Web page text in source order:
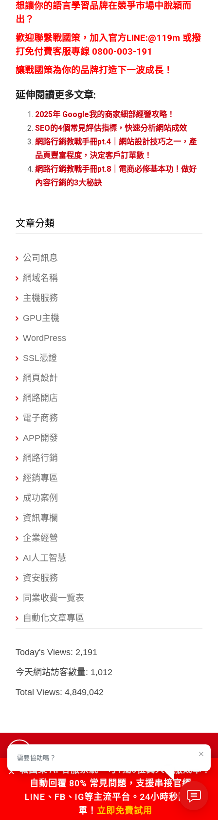
想讓你的語言學習品牌在競爭市場中脫穎而
出？
歡迎聯繫戰國策，加入官方LINE:@119m 或撥
打免付費客服專線 0800-003-191
讓戰國策為你的品牌打造下一波成長！
延伸閱讀更多文章:
2025年 Google我的商家細部經營攻略！
SEO的4個常見評估指標，快速分析網站成效
網路行銷教戰手冊pt.4｜網站設計技巧之一，產
品頁豐富程度，決定客戶訂單數！
網路行銷教戰手冊pt.8｜電商必修基本功！做好
內容行銷的3大秘訣
文章分類
公司訊息
網域名稱
主機服務
GPU主機
WordPress
SSL憑證
網頁設計
網路開店
電子商務
APP開發
網路行銷
經銷專區
成功案例
資訊專欄
企業經營
AI人工智慧
資安服務
同業收費一覽表
自動化文章專區
Today's Views: 2,191
今天網站訪客數量: 1,012
Total Views:4,849,042
申請試用
0800-003-191
需要協助嗎？
戰國策 AI 客服系統，可1抵5位真人客服成本！
自動回覆 80% 常見問題，支援串接官網、
LINE、FB、IG等主流平台。24小時秒回不漏
單！ 立即免費試用